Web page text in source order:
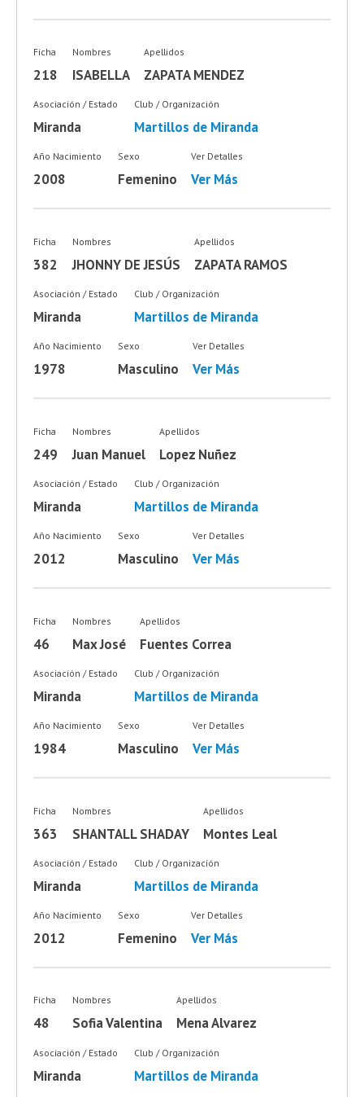
Ficha
218
Nombres
ISABELLA
Apellidos
ZAPATA MENDEZ
Asociación / Estado
Miranda
Club / Organización
Martillos de Miranda
Año Nacimiento
2008
Sexo
Femenino
Ver Detalles
Ver Más
Ficha
382
Nombres
JHONNY DE JESÚS
Apellidos
ZAPATA RAMOS
Asociación / Estado
Miranda
Club / Organización
Martillos de Miranda
Año Nacimiento
1978
Sexo
Masculino
Ver Detalles
Ver Más
Ficha
249
Nombres
Juan Manuel
Apellidos
Lopez Nuñez
Asociación / Estado
Miranda
Club / Organización
Martillos de Miranda
Año Nacimiento
2012
Sexo
Masculino
Ver Detalles
Ver Más
Ficha
46
Nombres
Max José
Apellidos
Fuentes Correa
Asociación / Estado
Miranda
Club / Organización
Martillos de Miranda
Año Nacimiento
1984
Sexo
Masculino
Ver Detalles
Ver Más
Ficha
363
Nombres
SHANTALL SHADAY
Apellidos
Montes Leal
Asociación / Estado
Miranda
Club / Organización
Martillos de Miranda
Año Nacimiento
2012
Sexo
Femenino
Ver Detalles
Ver Más
Ficha
48
Nombres
Sofia Valentina
Apellidos
Mena Alvarez
Asociación / Estado
Miranda
Club / Organización
Martillos de Miranda